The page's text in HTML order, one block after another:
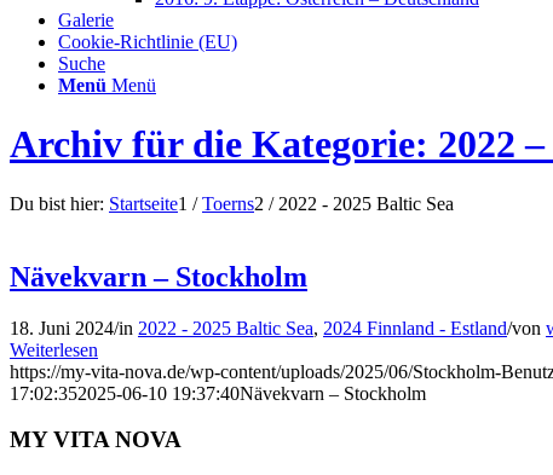
Galerie
Cookie-Richtlinie (EU)
Suche
Menü Menü
Archiv für die Kategorie: 2022 –
Du bist hier: Startseite1 / Toerns2 / 2022 - 2025 Baltic Sea
Nävekvarn – Stockholm
18. Juni 2024/in 2022 - 2025 Baltic Sea, 2024 Finnland - Estland/von
Weiterlesen
https://my-vita-nova.de/wp-content/uploads/2025/06/Stockholm-
17:02:352025-06-10 19:37:40Nävekvarn – Stockholm
MY VITA NOVA